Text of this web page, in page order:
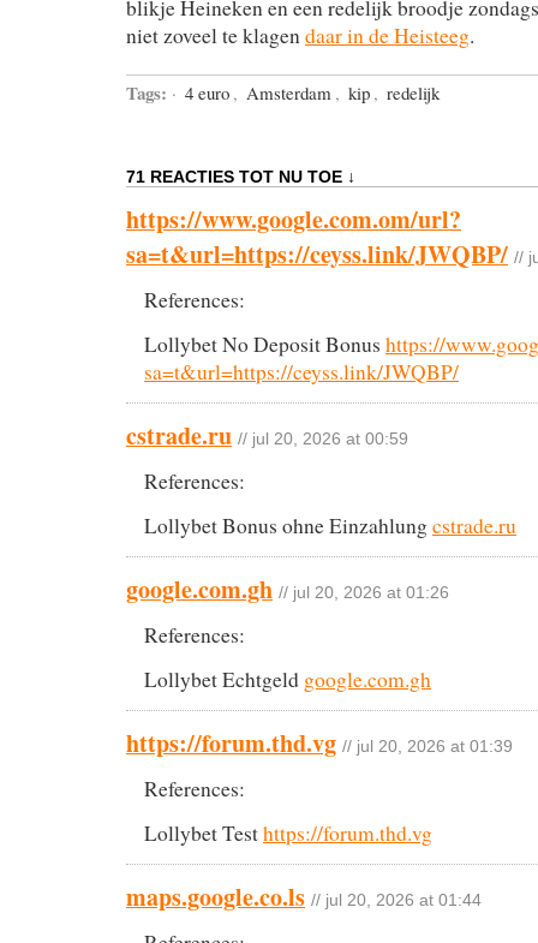
blikje Heineken en een redelijk broodje
niet zoveel te klagendaar in de Heisteeg.
Tags: · 4 euro , Amsterdam , kip , redelijk
71 REACTIES TOT NU TOE ↓
https://www.google.com.om/url?
sa=t&url=https://ceyss.link/JWQBP/ //
References:
Lollybet No Deposit Bonus https://
sa=t&url=https://ceyss.link/JWQBP/
cstrade.ru // jul 20, 2026 at 00:59
References:
Lollybet Bonus ohne Einzahlungcstrade.ru
google.com.gh // jul 20, 2026 at 01:26
References:
Lollybet Echtgeld google.com.gh
https://forum.thd.vg // jul 20, 2026 at 01:39
References:
Lollybet Testhttps://forum.thd.vg
maps.google.co.ls // jul 20, 2026 at 01:44